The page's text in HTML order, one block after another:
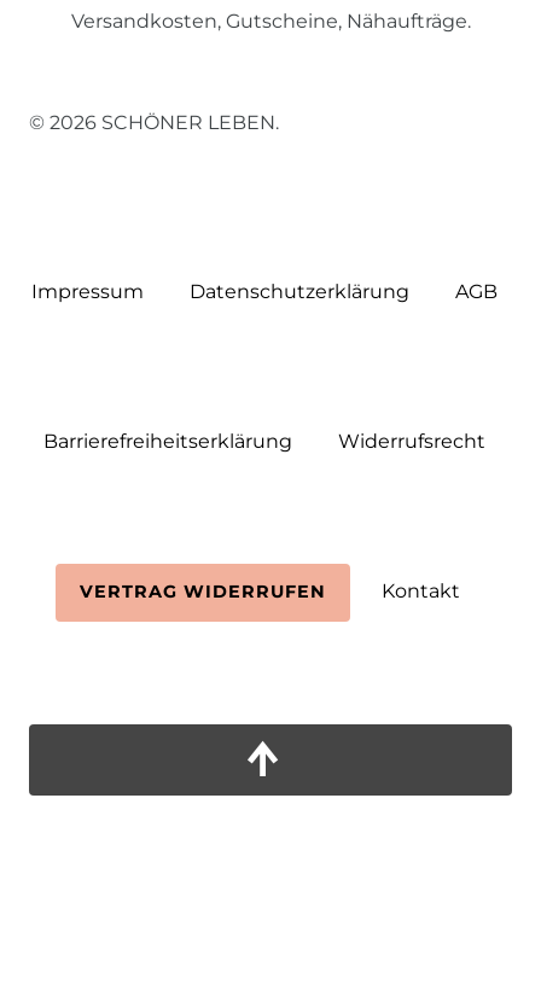
Versandkosten, Gutscheine, Nähaufträge.
© 2026 SCHÖNER LEBEN.
Impressum Daten­schutz­erklärung AGB
Barrierefreiheitserklärung Widerrufs­recht
VERTRAG WIDERRUFEN Kontakt